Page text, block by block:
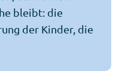
bleibt: die
der Kinder, die